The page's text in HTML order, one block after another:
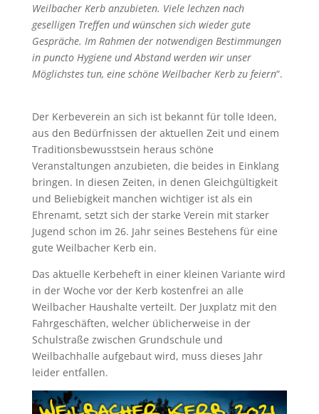
Weilbacher Kerb anzubieten. Viele lechzen nach
geselligen Treffen und wünschen sich wieder gute
Gespräche. Im Rahmen der notwendigen Bestimmungen
in puncto Hygiene und Abstand werden wir unser
Möglichstes tun, eine schöne Weilbacher Kerb zu feiern“.
Der Kerbeverein an sich ist bekannt für tolle Ideen,
aus den Bedürfnissen der aktuellen Zeit und einem
Traditionsbewusstsein heraus schöne
Veranstaltungen anzubieten, die beides in Einklang
bringen. In diesen Zeiten, in denen Gleichgültigkeit
und Beliebigkeit manchen wichtiger ist als ein
Ehrenamt, setzt sich der starke Verein mit starker
Jugend schon im 26. Jahr seines Bestehens für eine
gute Weilbacher Kerb ein.
Das aktuelle Kerbeheft in einer kleinen Variante wird
in der Woche vor der Kerb kostenfrei an alle
Weilbacher Haushalte verteilt. Der Juxplatz mit den
Fahrgeschäften, welcher üblicherweise in der
Schulstraße zwischen Grundschule und
Weilbachhalle aufgebaut wird, muss dieses Jahr
leider entfallen.